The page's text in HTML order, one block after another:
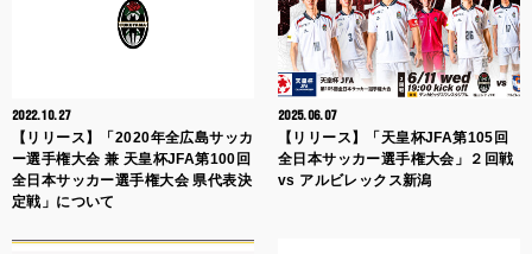
2022.10.27
【リリース】「2020年全広島サッカ
ー選手権大会 兼 天皇杯JFA第100回
全日本サッカー選手権大会 県代表決
定戦」について
2025.06.07
【リリース】「天皇杯JFA第105回
全日本サッカー選手権大会」２回戦
vs アルビレックス新潟